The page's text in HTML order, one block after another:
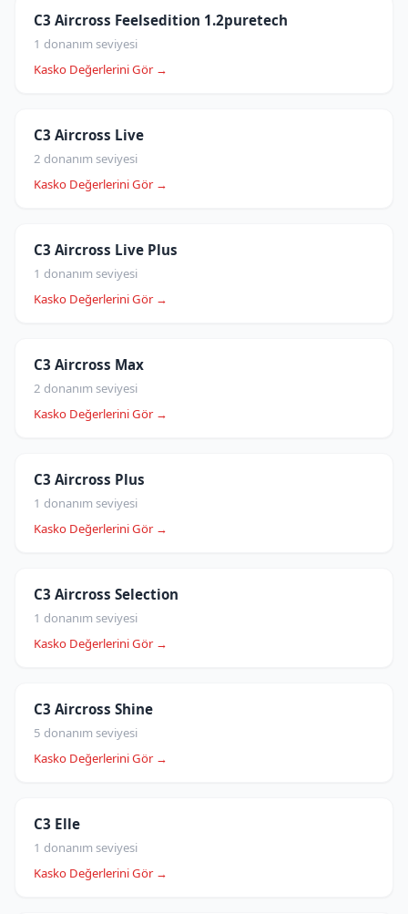
C3 Aircross Feelsedition 1.2puretech
1 donanım seviyesi
Kasko Değerlerini Gör →
C3 Aircross Live
2 donanım seviyesi
Kasko Değerlerini Gör →
C3 Aircross Live Plus
1 donanım seviyesi
Kasko Değerlerini Gör →
C3 Aircross Max
2 donanım seviyesi
Kasko Değerlerini Gör →
C3 Aircross Plus
1 donanım seviyesi
Kasko Değerlerini Gör →
C3 Aircross Selection
1 donanım seviyesi
Kasko Değerlerini Gör →
C3 Aircross Shine
5 donanım seviyesi
Kasko Değerlerini Gör →
C3 Elle
1 donanım seviyesi
Kasko Değerlerini Gör →